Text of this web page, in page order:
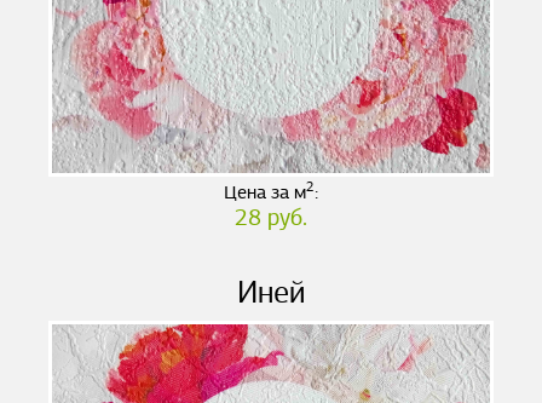
Цена за м2:
28 руб.
Иней